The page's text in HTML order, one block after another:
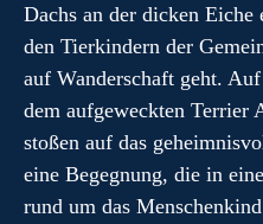
Dachs an der dicken
den Tierkindern der
auf Wanderschaft geht.
dem aufgeweckten Terrier
stoßen auf das
eine Begegnung, die in
rund um das